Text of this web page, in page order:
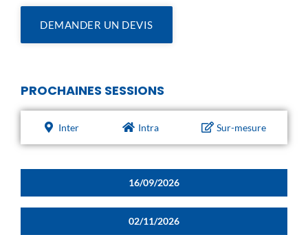
DEMANDER UN DEVIS
PROCHAINES SESSIONS
Inter Intra Sur-mesure
16/09/2026
02/11/2026